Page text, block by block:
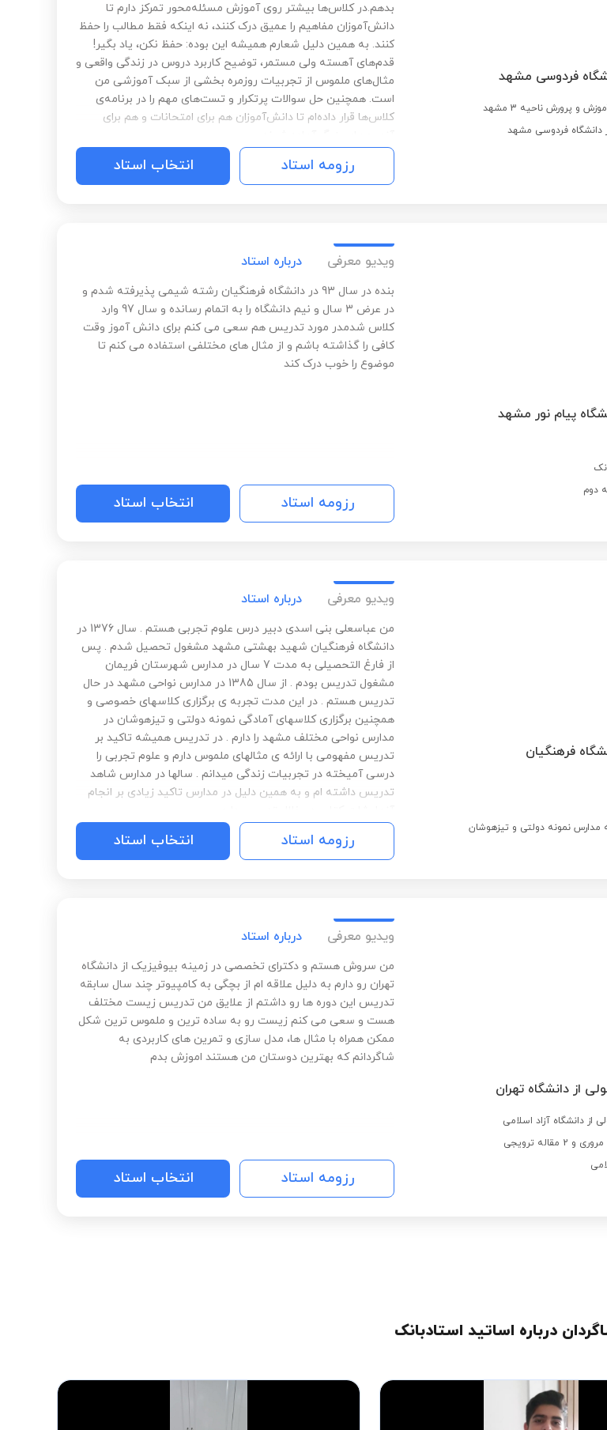
فردوسی مشهد
و پرورش ناحیه 3 مشهد
فردوسی مشهد
بدهم.در کلاس‌ها بیشتر روی آموزش مسئله‌محور تمرکز دارم تا
دانش‌آموزان مفاهیم را عمیق درک کنند، نه اینکه فقط مطالب را حفظ
کنند. به همین دلیل شعارم همیشه این بوده: حفظ نکن، یاد بگیر!
قدم‌های آهسته ولی مستمر، توضیح کاربرد دروس در زندگی واقعی و
مثال‌های ملموس از تجربیات روزمره بخشی از سبک آموزشی من
است. همچنین حل سوالات پرتکرار و تست‌های مهم را در برنامه‌ی
کلاس‌ها قرار داده‌ام تا دانش‌آموزان هم برای امتحانات و هم برای
رزومه استاد انتخاب استاد
پیام نور مشهد
دوم
ویدیو معرفی درباره استاد
بنده در سال 93 در دانشگاه فرهنگیان رشته شیمی پذیرفته شدم و
در عرض 3 سال و نیم دانشگاه را به اتمام رسانده و سال 97 وارد
کلاس شدمدر مورد تدریس هم سعی می کنم برای دانش آموز وقت
کافی را گذاشته باشم و از مثال های مختلفی استفاده می کنم تا
موضوع را خوب درک کند
رزومه استاد انتخاب استاد
فرهنگیان
مدارس نمونه دولتی و تیزهوشان
ویدیو معرفی درباره استاد
من عباسعلی بنی اسدی دبیر درس علوم تجربی هستم . سال 1376 در
دانشگاه فرهنگیان شهید بهشتی مشهد مشغول تحصیل شدم . پس
از فارغ التحصیلی به مدت 7 سال در مدارس شهرستان فریمان
مشغول تدریس بودم . از سال 1385 در مدارس نواحی مشهد در حال
تدریس هستم . در این مدت تجربه ی برگزاری کلاسهای خصوصی و
همچنین برگزاری کلاسهای آمادگی نمونه دولتی و تیزهوشان در
مدارس نواحی مختلف مشهد را دارم . در تدریس همیشه تاکید بر
تدریس مفهومی با ارائه ی مثالهای ملموس دارم و علوم تجربی را
درسی آمیخته در تجربیات زندگی میدانم . سالها در مدارس شاهد
تدریس داشته ام و به همین دلیل در مدارس تاکید زیادی بر انجام
رزومه استاد انتخاب استاد
از دانشگاه تهران
دانشگاه آزاد اسلامی
ویدیو معرفی درباره استاد
من سروش هستم و دکترای تخصصی در زمینه بیوفیزیک از دانشگاه
تهران رو دارم به دلیل علاقه ام از بچگی به کامپیوتر چند سال سابقه
تدریس این دوره ها رو داشتم از علایق من تدریس زیست مختلف
هست و سعی می کنم زیست رو به ساده ترین و ملموس ترین شکل
ممکن همراه با مثال ها، مدل سازی و تمرین های کاربردی به
شاگردانم که بهترین دوستان من هستند اموزش بدم
رزومه استاد انتخاب استاد
درباره اساتید استادبانک